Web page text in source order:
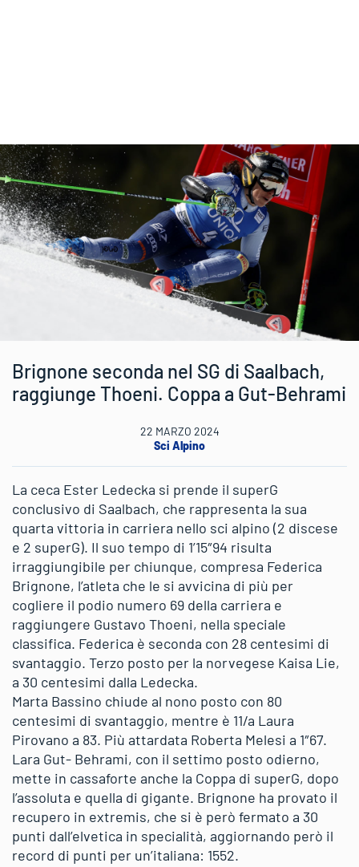
Brignone seconda nel SG di Saalbach,
raggiunge Thoeni. Coppa a Gut-Behrami
22 MARZO 2024
Sci Alpino
La ceca Ester Ledecka si prende il superG
conclusivo di Saalbach, che rappresenta la sua
quarta vittoria in carriera nello sci alpino (2 discese
e 2 superG). Il suo tempo di 1’15″94 risulta
irraggiungibile per chiunque, compresa Federica
Brignone, l’atleta che le si avvicina di più per
cogliere il podio numero 69 della carriera e
raggiungere Gustavo Thoeni, nella speciale
classifica. Federica è seconda con 28 centesimi di
svantaggio. Terzo posto per la norvegese Kaisa Lie,
a 30 centesimi dalla Ledecka.
Marta Bassino chiude al nono posto con 80
centesimi di svantaggio, mentre è 11/a Laura
Pirovano a 83. Più attardata Roberta Melesi a 1″67.
Lara Gut- Behrami, con il settimo posto odierno,
mette in cassaforte anche la Coppa di superG, dopo
l’assoluta e quella di gigante. Brignone ha provato il
recupero in extremis, che si è però fermato a 30
punti dall’elvetica in specialità, aggiornando però il
record di punti per un’italiana: 1552.